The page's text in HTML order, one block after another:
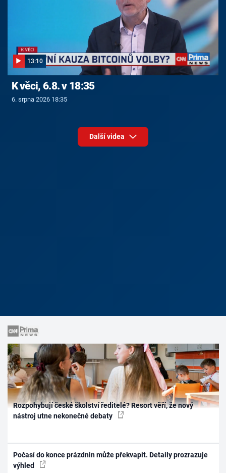
13:10
K věci, 6.8. v 18:35
6. srpna 2026 18:35
Další videa
Rozpohybují české školství ředitelé? Resort věří, že nový
nástroj utne nekonečné debaty
Počasí do konce prázdnin může překvapit. Detaily prozrazuje
výhled